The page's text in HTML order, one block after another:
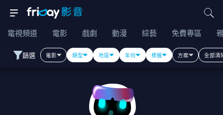
電視頻道 電影 戲劇 動漫 綜藝 免費專區
篩選 電影 類型 地區 年份 標籤 方案 全部清